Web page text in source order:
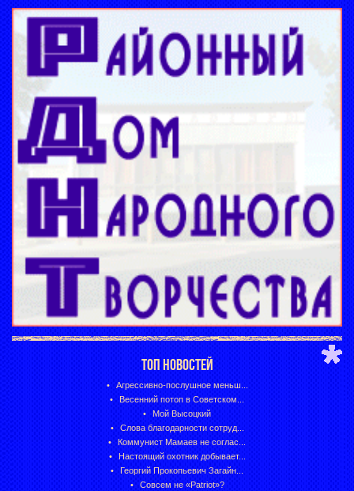
ТОП НОВОСТЕЙ
Агрессивно-послушное меньш...
Весенний потоп в Советском...
Мой Высоцкий
Слова благодарности сотруд...
Коммунист Мамаев не соглас...
Настоящий охотник добывает...
Георгий Прокопьевич Загайн...
Совсем не «Patriot»?